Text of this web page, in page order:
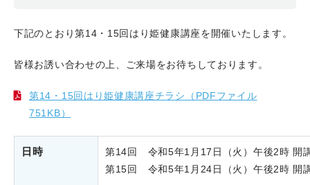
下記のとおり第14・15回はり姫健康講座を開催いたします。
皆様お誘い合わせの上、ご来場をお待ちしております。
第14・15回はり姫健康講座チラシ（PDFファイル
751KB）
日時
第14回 令和5年1月17日（火）午後2時 開
第15回 令和5年1月24日（火）午後2時 開